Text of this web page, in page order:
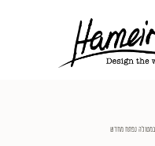
נפתח מחדש